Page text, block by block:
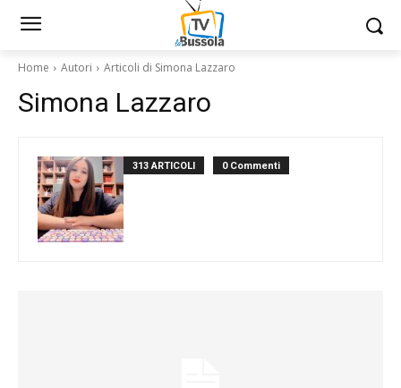
Home Autori Articoli di Simona Lazzaro
Simona Lazzaro
313 ARTICOLI 0 Commenti